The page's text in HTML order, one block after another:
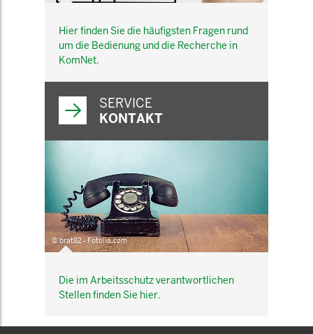
Hier finden Sie die häufigsten Fragen rund
um die Bedienung und die Recherche in
KomNet.
SERVICE
KONTAKT
© brat82 - Fotolia.com
Die im Arbeitsschutz verantwortlichen
Stellen finden Sie hier.